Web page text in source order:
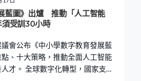
藍圖》出爐 推動「人工智能
受訓30小時
議會公布《中小學數字教育發展藍
、十大策略，推動全面人工智能
才。 全球數字化轉型，國家支持